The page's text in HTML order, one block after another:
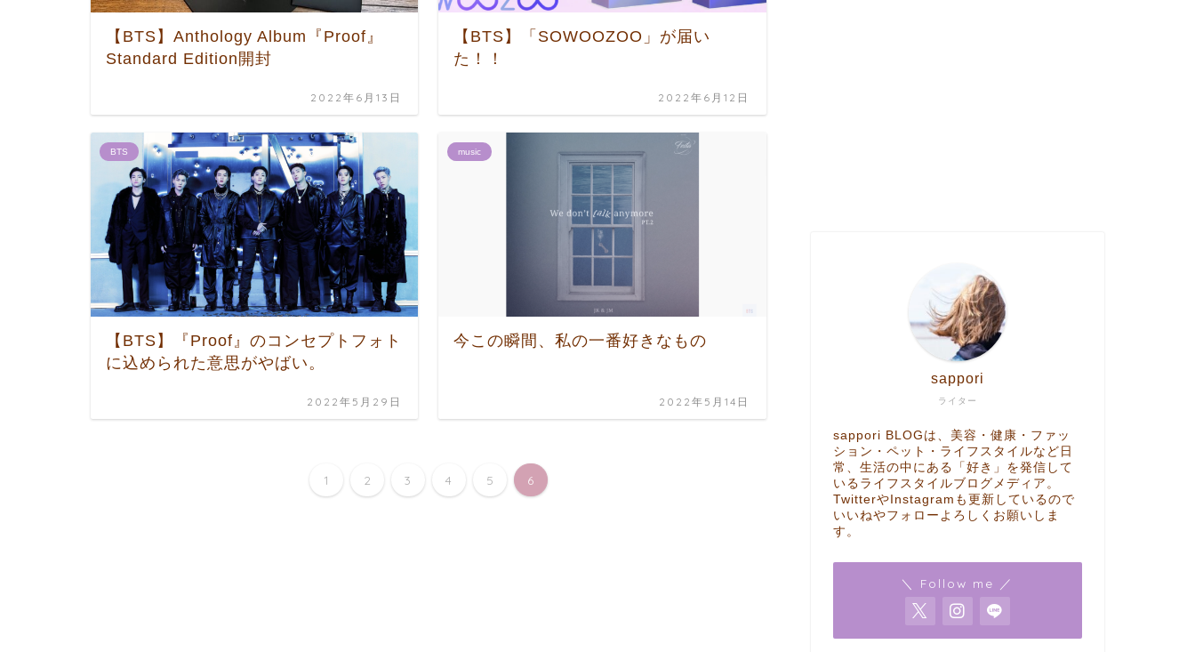
【BTS】Anthology Album『Proof』
Standard Edition開封
2022年6月13日
【BTS】「SOWOOZOO」が届い
た！！
2022年6月12日
BTS
【BTS】『Proof』のコンセプトフォト
に込められた意思がやばい。
2022年5月29日
music
今この瞬間、私の一番好きなもの
2022年5月14日
1 2 3 4 5 6
ライター
sappori
sappori BLOGは、美容・健康・ファッ
ション・ペット・ライフスタイルなど日
常、生活の中にある「好き」を発信して
いるライフスタイルブログメディア。
TwitterやInstagramも更新しているので
いいねやフォローよろしくお願いしま
す。
＼ Follow me ／